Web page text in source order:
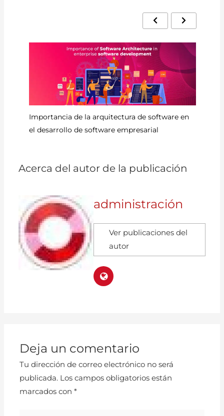
Importancia de la arquitectura de software en
el desarrollo de software empresarial
Acerca del autor de la publicación
administración
Ver publicaciones del
autor
Deja un comentario
Tu dirección de correo electrónico no será
publicada. Los campos obligatorios están
marcados con*